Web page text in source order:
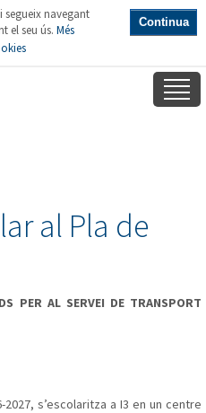
al Pla de
PER AL SERVEI DE TRANSPORT
s’escolaritza a I3 en un centre
segueix navegant
el seu ús. Més
Continua